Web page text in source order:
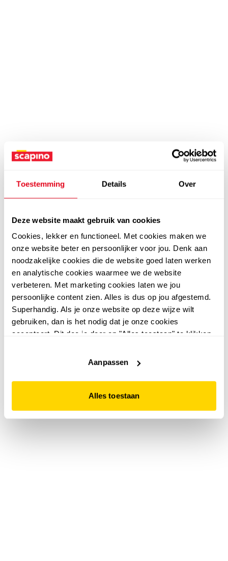
Toestemming Details Over
Deze website maakt gebruik van cookies
Cookies, lekker en functioneel. Met cookies maken we
onze website beter en persoonlijker voor jou. Denk aan
noodzakelijke cookies die de website goed laten werken
en analytische cookies waarmee we de website
verbeteren. Met marketing cookies laten we jou
persoonlijke content zien. Alles is dus op jou afgestemd.
Superhandig. Als je onze website op deze wijze wilt
gebruiken, dan is het nodig dat je onze cookies
accepteert. Dit doe je door op "Alles toestaan" te klikken.
website niet optimaal functioneert.
Aanpassen
Alles toestaan